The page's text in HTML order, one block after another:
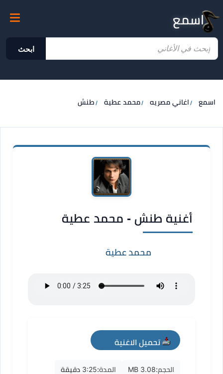
اسمع
ابحث
اسمع اغاني مصريه محمد عطية طنش
أغنية طنش - محمد عطية
محمد عطية
تحميل الاغنية
mp3
الحجم:3.08 MB المدة:3:25 دقيقة